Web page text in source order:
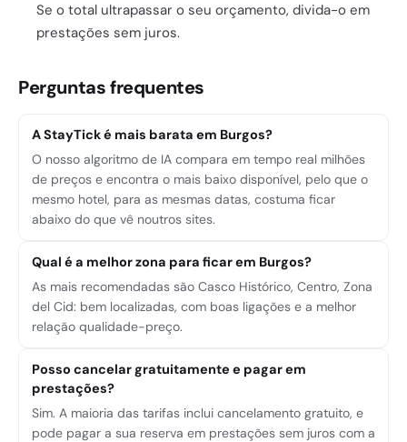
Se o total ultrapassar o seu orçamento, divida-o em
prestações sem juros.
Perguntas frequentes
A StayTick é mais barata em Burgos?
O nosso algoritmo de IA compara em tempo real milhões
de preços e encontra o mais baixo disponível, pelo que o
mesmo hotel, para as mesmas datas, costuma ficar
abaixo do que vê noutros sites.
Qual é a melhor zona para ficar em Burgos?
As mais recomendadas são Casco Histórico, Centro, Zona
del Cid: bem localizadas, com boas ligações e a melhor
relação qualidade-preço.
Posso cancelar gratuitamente e pagar em
prestações?
Sim. A maioria das tarifas inclui cancelamento gratuito, e
pode pagar a sua reserva em prestações sem juros com a